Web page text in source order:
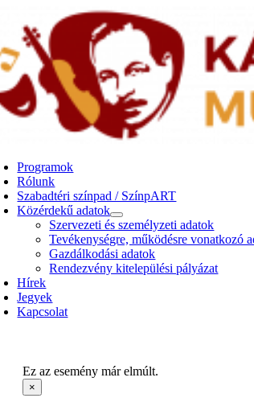
Programok
Rólunk
Szabadtéri színpad / SzínpART
Közérdekű adatok
Szervezeti és személyzeti adatok
Tevékenységre, működésre vonatkozó
Gazdálkodási adatok
Rendezvény kitelepülési pályázat
Hírek
Jegyek
Kapcsolat
Ez az esemény már elmúlt.
×